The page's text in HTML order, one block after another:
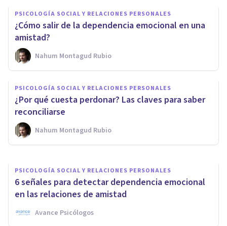
PSICOLOGÍA SOCIAL Y RELACIONES PERSONALES
¿Cómo salir de la dependencia emocional en una
amistad?
Nahum Montagud Rubio
PSICOLOGÍA SOCIAL Y RELACIONES PERSONALES
¿Por qué cuesta perdonar? Las claves para saber
reconciliarse
Nahum Montagud Rubio
Las 7 principales causas de las
relaciones tóxicas
Psicobai
PSICOLOGÍA SOCIAL Y RELACIONES PERSONALES
6 señales para detectar dependencia emocional
en las relaciones de amistad
Avance Psicólogos